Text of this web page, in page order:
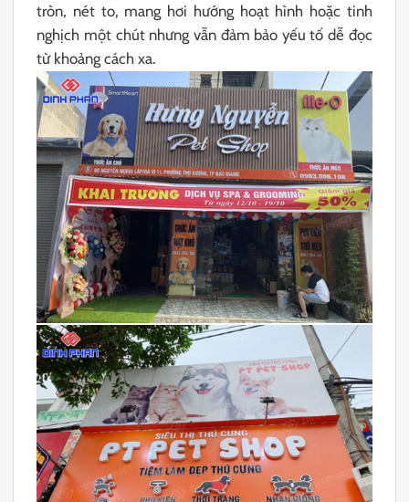
tròn, nét to, mang hơi hướng hoạt hình hoặc tinh
nghịch một chút nhưng vẫn đảm bảo yếu tố dễ đọc
từ khoảng cách xa.